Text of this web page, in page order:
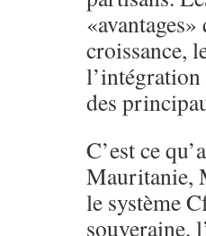
croissance,
des
C’est ce
Mauritanie,
le système
souveraine,